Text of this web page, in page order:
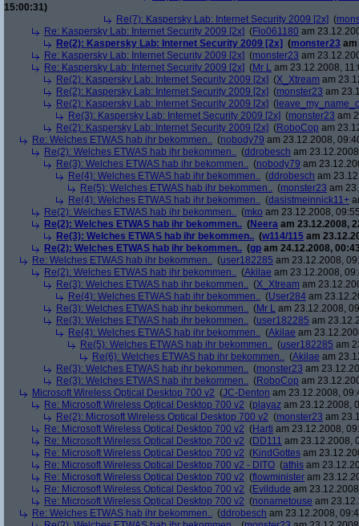
15:00:31)
Re(7): Kaspersky Lab: Internet Security 2009 [2x] (
Re: Kaspersky Lab: Internet Security 2009 [2x] (Flo061180 am
Re(2): Kaspersky Lab: Internet Security 2009 [2x] (monster23 am
Re: Kaspersky Lab: Internet Security 2009 [2x] (monster23 am
Re: Kaspersky Lab: Internet Security 2009 [2x] (Mr L am 23.12.2008,
Re(2): Kaspersky Lab: Internet Security 2009 [2x] (X_Xtream am
Re(2): Kaspersky Lab: Internet Security 2009 [2x] (monster23 am
Re(2): Kaspersky Lab: Internet Security 2009 [2x] (
Re(3): Kaspersky Lab: Internet Security 2009 [2x] (monster23 am
Re(2): Kaspersky Lab: Internet Security 2009 [2x] (RoboCop am
Re: Welches ETWAS hab ihr bekommen.. (nobody79 am 23.12.2008,
Re(2): Welches ETWAS hab ihr bekommen.. (ddrobesch am
Re(3): Welches ETWAS hab ihr bekommen.. (nobody79 am
Re(4): Welches ETWAS hab ihr bekommen.. (ddrobesch am
Re(5): Welches ETWAS hab ihr bekommen.. (monster23 am
Re(4): Welches ETWAS hab ihr bekommen.. (dasistmeinnick11+
Re(2): Welches ETWAS hab ihr bekommen.. (mko am 23.12.2008,
Re(2): Welches ETWAS hab ihr bekommen.. (Neera am 23.12.2008,
Re(3): Welches ETWAS hab ihr bekommen.. (w114/115 am
Re(2): Welches ETWAS hab ihr bekommen.. (gp am 24.12.2008,
Re: Welches ETWAS hab ihr bekommen.. (user182285 am 23.12.2008,
Re(2): Welches ETWAS hab ihr bekommen.. (Akilae am 23.12.2008,
Re(3): Welches ETWAS hab ihr bekommen.. (X_Xtream am
Re(4): Welches ETWAS hab ihr bekommen.. (User284 am
Re(3): Welches ETWAS hab ihr bekommen.. (Mr L am 23.12.2008,
Re(3): Welches ETWAS hab ihr bekommen.. (user182285 am
Re(4): Welches ETWAS hab ihr bekommen.. (Akilae am
Re(5): Welches ETWAS hab ihr bekommen.. (user182285 am
Re(6): Welches ETWAS hab ihr bekommen.. (Akilae am
Re(3): Welches ETWAS hab ihr bekommen.. (monster23 am
Re(3): Welches ETWAS hab ihr bekommen.. (RoboCop am
Microsoft Wireless Optical Desktop 700 v2 (JC-Denton am 23.12.2008,
Re: Microsoft Wireless Optical Desktop 700 v2 (playaz am 23.12.2008,
Re(2): Microsoft Wireless Optical Desktop 700 v2 (monster23 am
Re: Microsoft Wireless Optical Desktop 700 v2 (Harti am 23.12.2008,
Re: Microsoft Wireless Optical Desktop 700 v2 (DD111 am 23.12.2008,
Re: Microsoft Wireless Optical Desktop 700 v2 (KindGottes am
Re: Microsoft Wireless Optical Desktop 700 v2 - DITO (athis am
Re: Microsoft Wireless Optical Desktop 700 v2 (flowminister am
Re: Microsoft Wireless Optical Desktop 700 v2 (Evildude am
Re: Microsoft Wireless Optical Desktop 700 v2 (nonametouse am
Re: Welches ETWAS hab ihr bekommen.. (ddrobesch am 23.12.2008,